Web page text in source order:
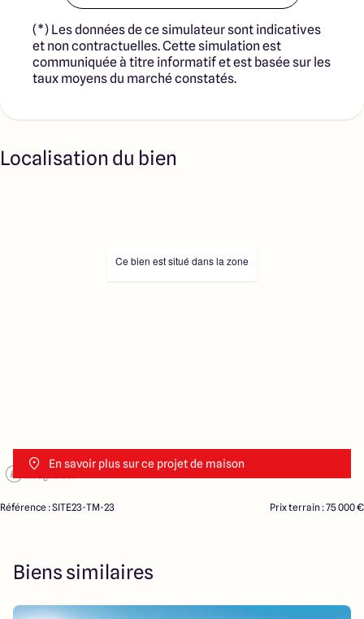
(*) Les données de ce simulateur sont indicatives
et non contractuelles. Cette simulation est
communiquée à titre informatif et est basée sur les
taux moyens du marché constatés.
Localisation du bien
En savoir plus sur ce projet de maison
Ce bien est situé dans la zone
Référence : SITE23-TM-23 Prix terrain : 75 000 €
Biens similaires